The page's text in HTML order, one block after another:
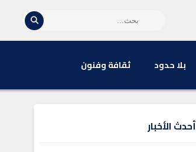
بلا حدود ثقافة وفنون
أحدث الأخبار